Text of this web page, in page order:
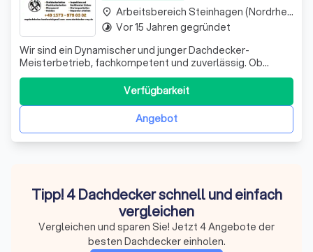
Wir sind ein Dynamischer und junger Dachdecker-
Meisterbetrieb, fachkompetent und zuverlässig. Ob
Neubau oder Sanierung, unsere Kundschaft profitiert von
unserem umfangreichen Fachwissen. Wir bieten jede
Dienstleistung einer Dachdeckerei an. Wir finden die
passende Lösung für nahezu jeden Kundenwuns
Angebot
Verfügbarkeit
place Arbeitsbereich Steinhagen (Nordrhein-Westfalen)
timelapse Vor 15 Jahren gegründet
Tipp! 4 Dachdecker schnell und einfach
vergleichen
Vergleichen und sparen Sie! Jetzt 4 Angebote der
besten Dachdecker einholen.